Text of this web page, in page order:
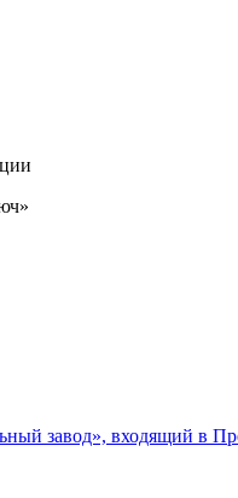
завод», входящий в